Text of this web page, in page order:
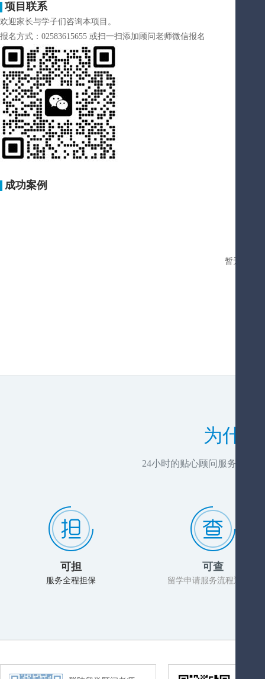
项目联系
欢迎家长与学子们咨询本项目。
报名方式：02583615655 或扫一扫添加顾问老师微信报名
成功案例
暂无您要
为什
24小时的贴心顾问服务，推
可担
服务全程担保
可查
留学申请服务流程透明化